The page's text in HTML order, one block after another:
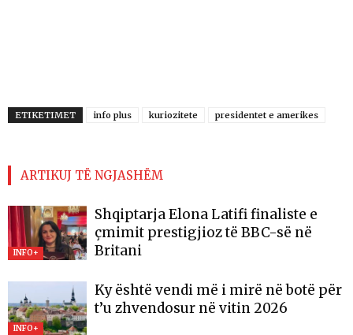
ETIKETIMET info plus kuriozitete presidentet e amerikes
ARTIKUJ TË NGJASHËM
INFO+
Shqiptarja Elona Latifi finaliste e
çmimit prestigjioz të BBC-së në
Britani
INFO+
Ky është vendi më i mirë në botë për
t’u zhvendosur në vitin 2026